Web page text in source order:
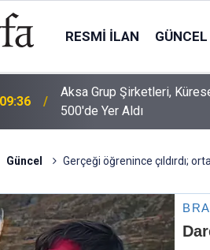
RESMI İLAN GÜNCEL
09:36
Aksa Grup Şirketleri,
500'de Yer Aldı
Güncel Gerçeği öğrenince çıldırdı;